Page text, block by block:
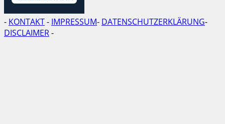
- KONTAKT- IMPRESSUM- DATENSCHUTZERKLÄRUNG-
DISCLAIMER-